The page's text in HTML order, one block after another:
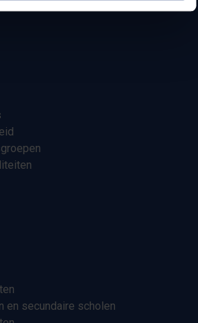
en secundaire scholen